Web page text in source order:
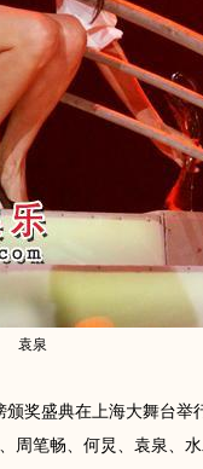
袁泉
奖盛典在上海大舞台举
周笔畅、何炅、袁泉、